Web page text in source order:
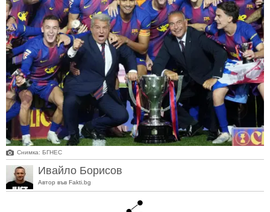
Снимка: БГНЕС
Ивайло Борисов
Автор във Fakti.bg